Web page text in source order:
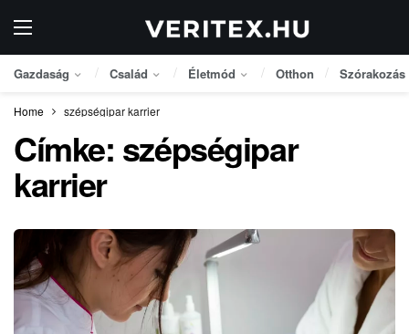
Gazdaság Család Életmód Otthon Szórakozás
Home szépségipar karrier
Címke: szépségipar
karrier